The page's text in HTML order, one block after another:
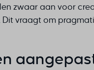
zwaar aan voor
vraagt om